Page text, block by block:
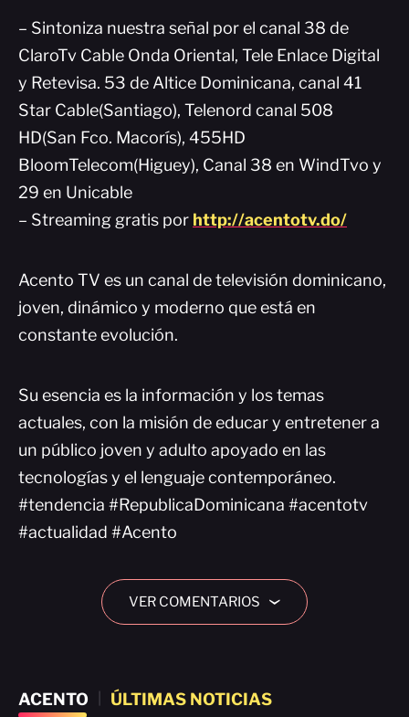
– Sintoniza nuestra señal por el canal 38 de
ClaroTv Cable Onda Oriental, Tele Enlace Digital
y Retevisa. 53 de Altice Dominicana, canal 41
Star Cable(Santiago), Telenord canal 508
HD(San Fco. Macorís), 455HD
BloomTelecom(Higuey), Canal 38 en WindTvo y
29 en Unicable
– Streaming gratis por http://acentotv.do/
Acento TV es un canal de televisión dominicano,
joven, dinámico y moderno que está en
constante evolución.
Su esencia es la información y los temas
actuales, con la misión de educar y entretener a
un público joven y adulto apoyado en las
tecnologías y el lenguaje contemporáneo.
#tendencia #RepublicaDominicana #acentotv
#actualidad #Acento
VER COMENTARIOS ›
ACENTO ÚLTIMAS NOTICIAS